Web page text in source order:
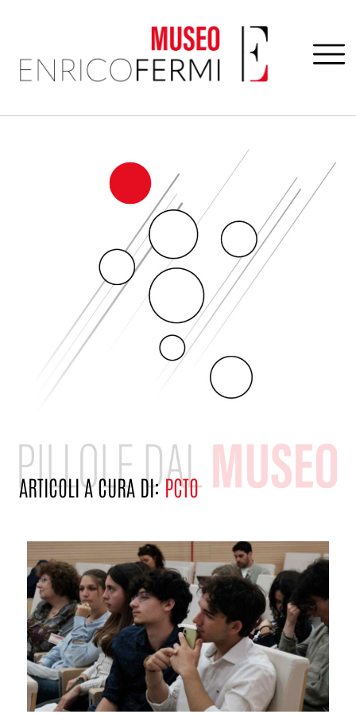
ARTICOLI A CURA DI:PCTO